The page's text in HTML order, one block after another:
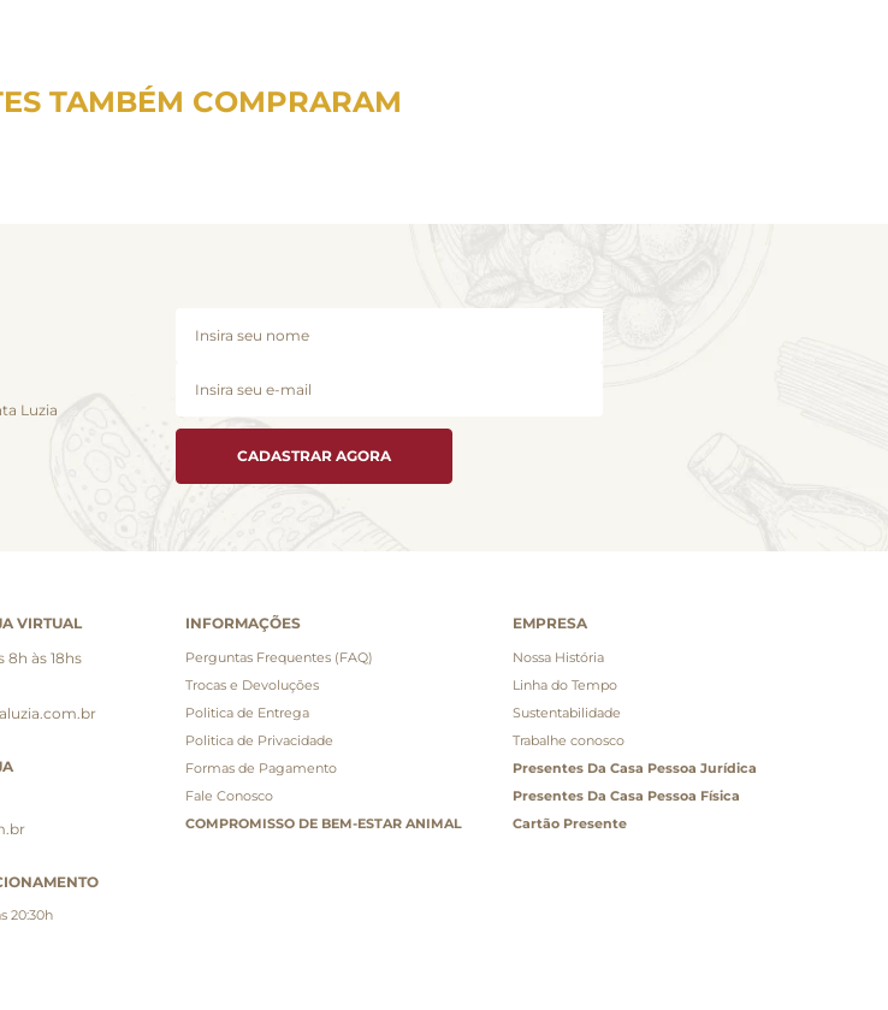
TAMBÉM COMPRARAM
Luzia
CADASTRAR AGORA
VIRTUAL
8h às 18hs
20:30h
INFORMAÇÕES
Perguntas Frequentes (FAQ)
Trocas e Devoluções
Politica de Entrega
Politica de Privacidade
Formas de Pagamento
Fale Conosco
COMPROMISSO DE BEM-ESTAR ANIMAL
EMPRESA
Nossa História
Linha do Tempo
Sustentabilidade
Trabalhe conosco
Presentes Da Casa Pessoa Jurídica
Presentes Da Casa Pessoa Física
Cartão Presente